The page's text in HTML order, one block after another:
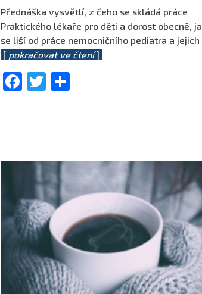
Přednáška vysvětlí, z čeho se skládá práce
Praktického lékaře pro děti a dorost obecně,
se liší od práce nemocničního pediatra a jejich
[ pokračovat ve čtení]
Facebook
Twitter